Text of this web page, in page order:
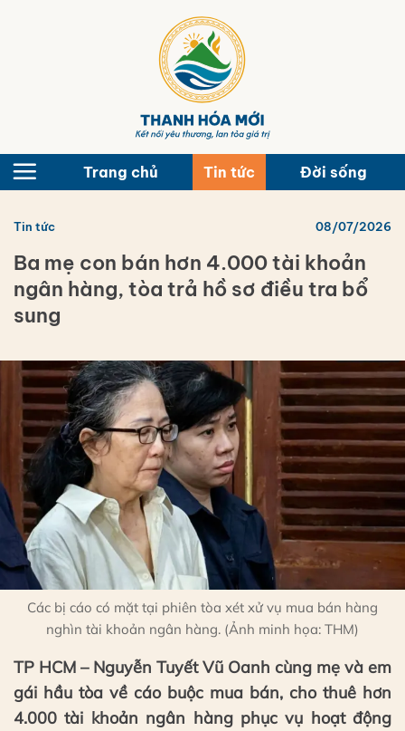
Trang chủ Tin tức Đời sống
Tin tức 08/07/2026
Ba mẹ con bán hơn 4.000 tài khoản
ngân hàng, tòa trả hồ sơ điều tra bổ
sung
Các bị cáo có mặt tại phiên tòa xét xử vụ mua bán hàng
nghìn tài khoản ngân hàng. (Ảnh minh họa: THM)
TP HCM – Nguyễn Tuyết Vũ Oanh cùng mẹ và em
gái hầu tòa về cáo buộc mua bán, cho thuê hơn
4.000 tài khoản ngân hàng phục vụ hoạt động